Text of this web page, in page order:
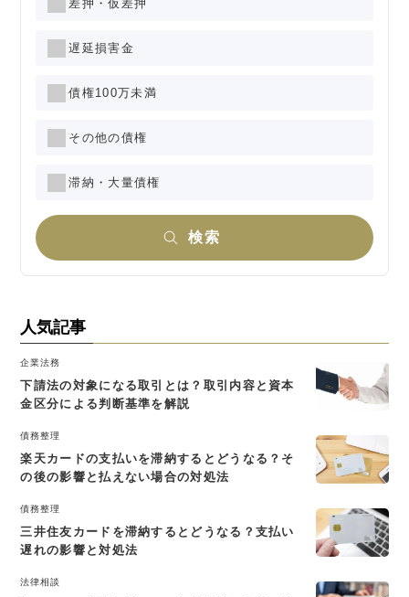
差押・仮差押
遅延損害金
債権100万未満
その他の債権
滞納・大量債権
検索
人気記事
企業法務
下請法の対象になる取引とは？取引内容と資本
金区分による判断基準を解説
債務整理
楽天カードの支払いを滞納するとどうなる？そ
の後の影響と払えない場合の対処法
債務整理
三井住友カードを滞納するとどうなる？支払い
遅れの影響と対処法
法律相談